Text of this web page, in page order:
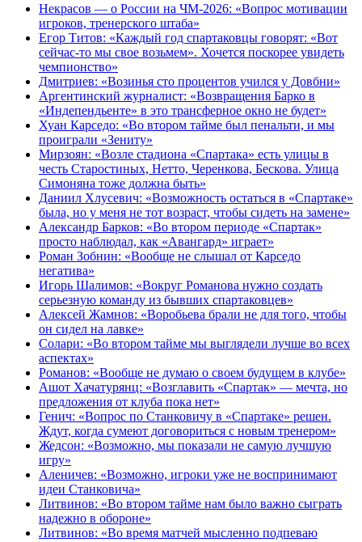
Некрасов — о России на ЧМ-2026: «Вопрос мотивации
игроков, тренерского штаба»
Егор Титов: «Каждый год спартаковцы говорят: «Вот
сейчас‑то мы свое возьмем». Хочется поскорее увидеть
чемпионство»
Дмитриев: «Возинья сто процентов учился у Довбни»
Аргентинский журналист: «Возвращения Барко в
«Индепендьенте» в это трансферное окно не будет»
Хуан Карседо: «Во втором тайме был пенальти, и мы
проиграли «Зениту»
Мирзоян: «Возле стадиона «Спартака» есть улицы в
честь Старостиных, Нетто, Черенкова, Бескова. Улица
Симоняна тоже должна быть»
Даниил Хлусевич: «Возможность остаться в «Спартаке»
была, но у меня не тот возраст, чтобы сидеть на замене»
Александр Барков: «Во втором периоде «Спартак»
просто наблюдал, как «Авангард» играет»
Роман Зобнин: «Вообще не слышал от Карседо
негатива»
Игорь Шалимов: «Вокруг Романова нужно создать
серьезную команду из бывших спартаковцев»
Алексей Жамнов: «Воробьева брали не для того, чтобы
он сидел на лавке»
Солари: «Во втором тайме мы выглядели лучше во всех
аспектах»
Романов: «Вообще не думаю о своем будущем в клубе»
Ашот Хачатурянц: «Возглавить «Спартак» — мечта, но
предложения от клуба пока нет»
Генич: «Вопрос по Станковичу в «Спартаке» решен.
Ждут, когда сумеют договориться с новым тренером»
Жедсон: «Возможно, мы показали не самую лучшую
игру»
Аленичев: «Возможно, игроки уже не воспринимают
идеи Станковича»
Литвинов: «Во втором тайме нам было важно сыграть
надежно в обороне»
Литвинов: «Во время матчей мысленно подпеваю